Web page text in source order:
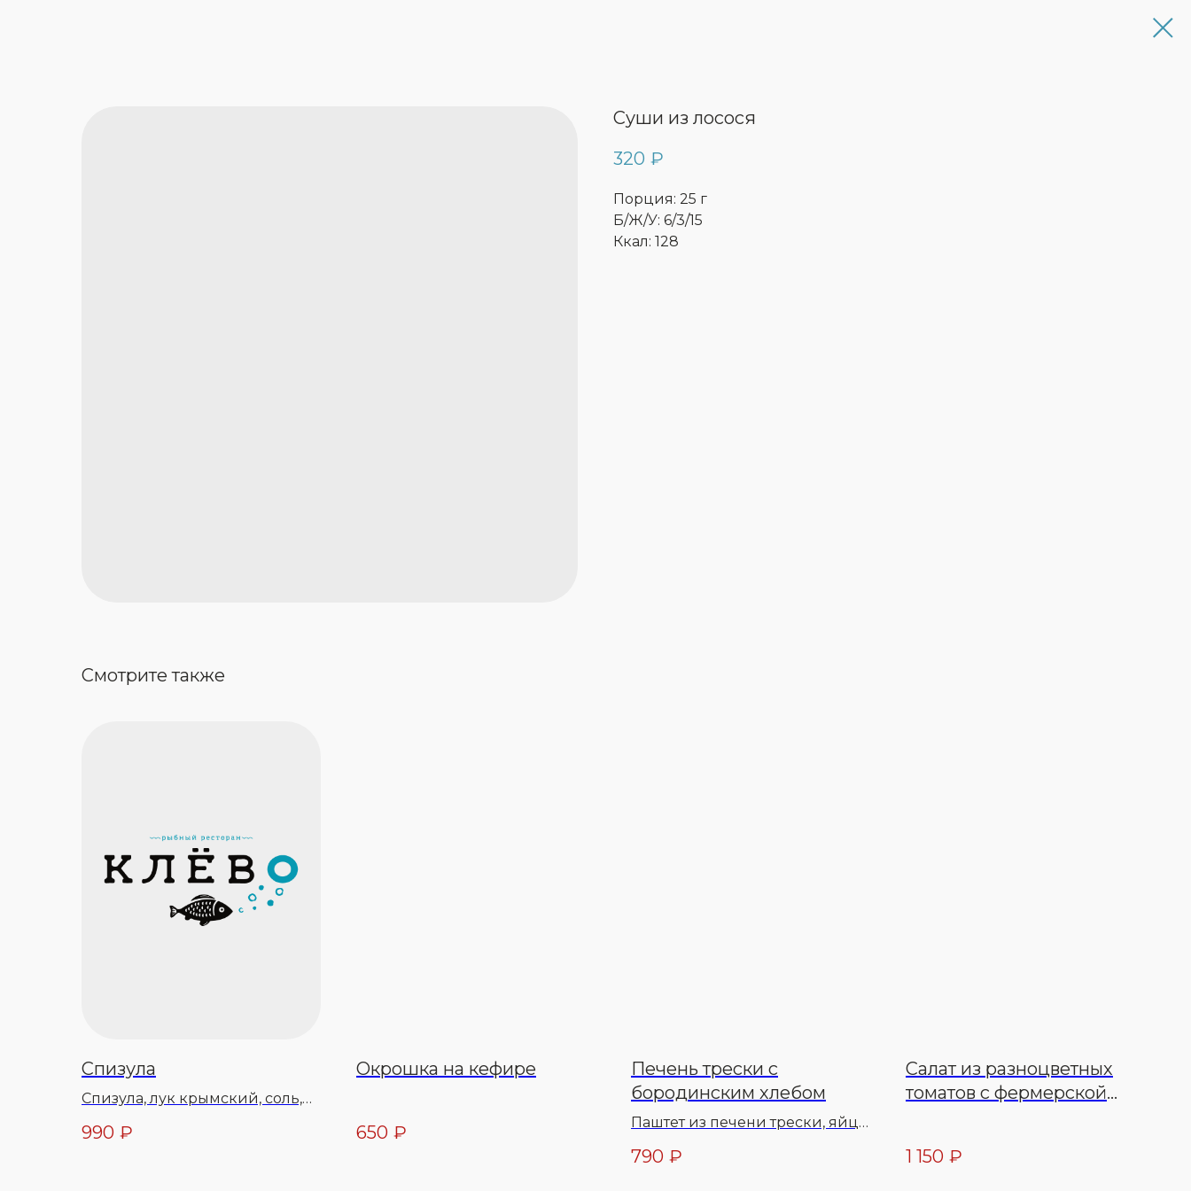
Суши из лосося
320 ₽
Порция: 25 г
Б/Ж/У: 6/3/15
Ккал: 128
Смотрите также
Спизула
Спизула, лук крымский, соль,
соус хабанера
990 ₽
Окрошка на кефире
650 ₽
Печень трески с
бородинским хлебом
Паштет из печени трески, яйцо
масло оливковое, соль
790 ₽
Салат из разноцветных
томатов с фермерской
1 150 ₽